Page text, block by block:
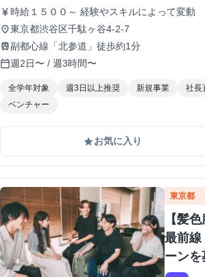
currency_yen時給１５００～ 経験やスキルによって変動
place東京都渋谷区千駄ヶ谷4-2-7
train副都心線「北参道」徒歩約1分
calendar_today週2日〜 / 週3時間〜
全学年対象 週3日以上推奨 新規事業 社長
ベンチャー
gradeお気に入り
東京都
【髪
最前
ーンを